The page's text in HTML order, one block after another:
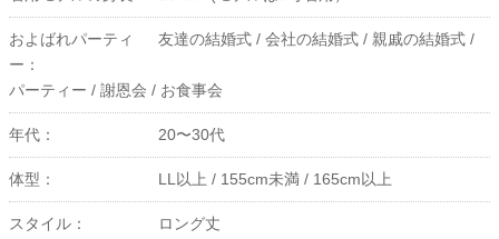
およばれパーティ
ー：
友達の結婚式 / 会社の結婚式 / 親戚の結婚式 /
パーティー / 謝恩会 / お食事会
年代： 20〜30代
体型： LL以上 / 155cm未満 / 165cm以上
スタイル： ロング丈